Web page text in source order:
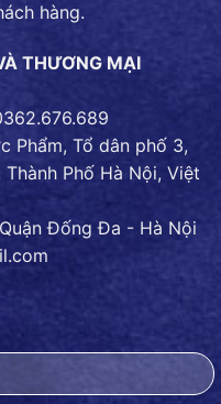
hàng.
THƯƠNG MẠI
Phẩm, Tổ dân phố 3,
Phố Hà Nội, Việt
Đống Đa - Hà Nội